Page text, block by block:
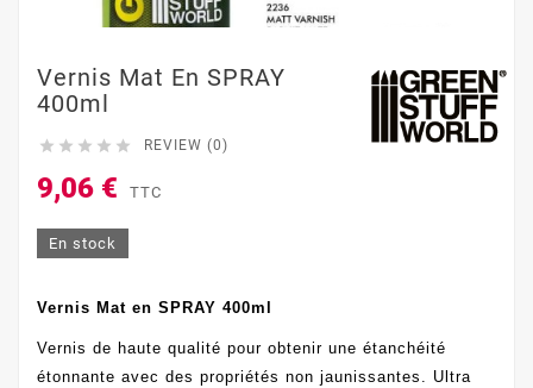
Vernis Mat En SPRAY
400ml
     REVIEW (0)
9,06 € TTC
En stock
Vernis Mat en SPRAY 400ml
Vernis de haute qualité pour obtenir une étanchéité
étonnante avec des propriétés non jaunissantes. Ultra